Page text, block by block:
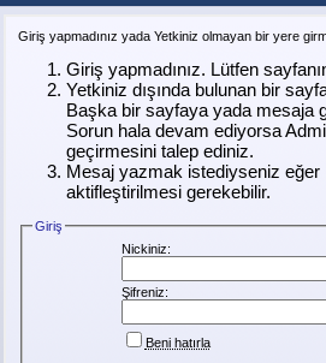
Giriş yapmadınız yada Yetkiniz olmayan bir yere
Giriş yapmadınız. Lütfen
Yetkiniz dışında bulunan bir
Başka bir sayfaya yada mesaja
Sorun hala devam ediyorsa
geçirmesini talep ediniz.
Mesaj yazmak istediyseniz eğer
aktifleştirilmesi gerekebilir.
Giriş
Nickiniz:
Şifreniz:
Beni hatırla